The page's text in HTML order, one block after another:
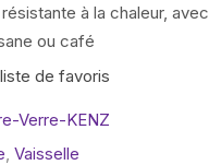
à la chaleur,
ou café
de favoris
Verre-KENZ
, Vaisselle